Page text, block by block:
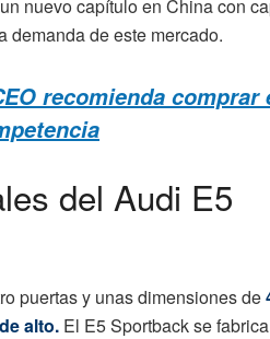
nuevo capítulo en China con
demanda de este mercado.
recomienda comprar
del Audi E5
puertas y unas dimensiones de
alto. El E5 Sportback se